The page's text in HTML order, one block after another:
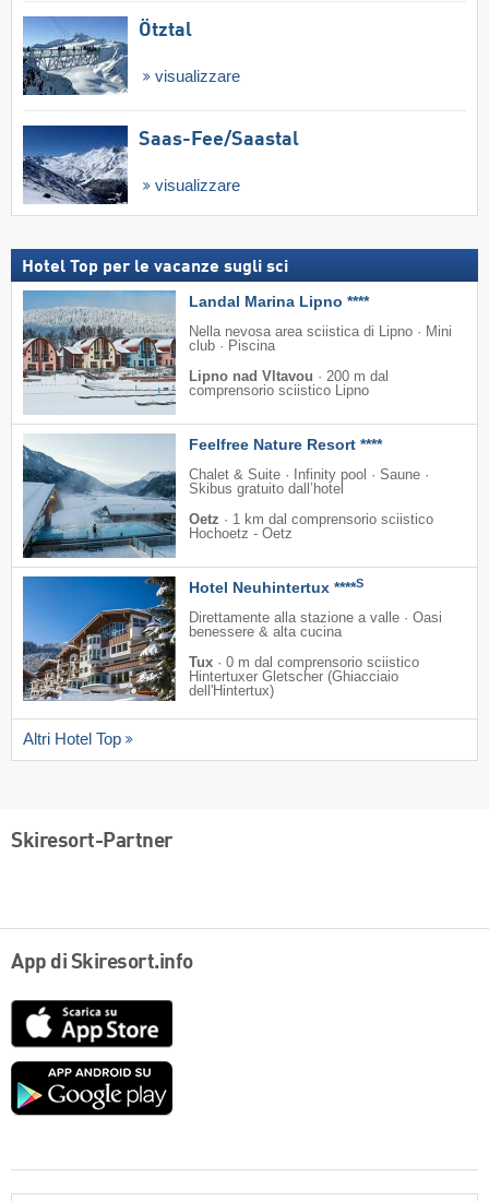
Ötztal
visualizzare
Saas-Fee/​Saastal
visualizzare
Hotel Top per le vacanze sugli sci
Landal Marina Lipno ****
Nella nevosa area sciistica di Lipno · Mini
club · Piscina
Lipno nad Vltavou · 200 m dal
comprensorio sciistico Lipno
Feelfree Nature Resort ****
Chalet & Suite · Infinity pool · Saune ·
Skibus gratuito dall’hotel
Oetz · 1 km dal comprensorio sciistico
Hochoetz - Oetz
Hotel Neuhintertux ****S
Direttamente alla stazione a valle · Oasi
benessere & alta cucina
Tux · 0 m dal comprensorio sciistico
Hintertuxer Gletscher (Ghiacciaio
dell'Hintertux)
Altri Hotel Top
Skiresort-Partner
App di Skiresort.info
Google